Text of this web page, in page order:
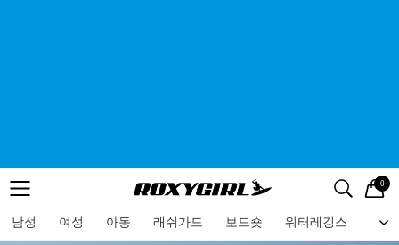
메뉴 검색
로고 0
남성 여성 아동 래쉬가드 보드숏 워터레깅스 비
메뉴